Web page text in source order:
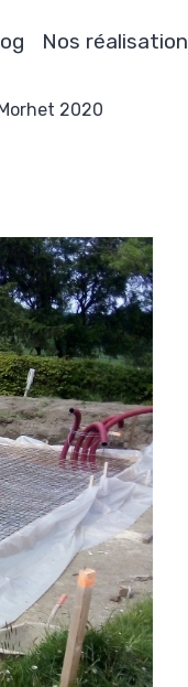
Nos réalisation
2020